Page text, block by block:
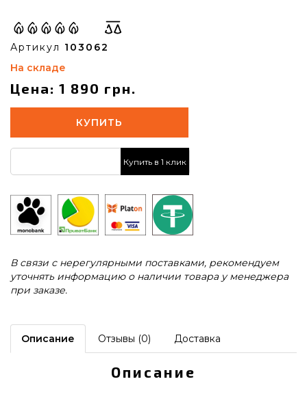
Артикул 103062
На складе
Цена: 1 890 грн.
КУПИТЬ
Купить в 1 клик
В связи с нерегулярными поставками, рекомендуем
уточнять информацию о наличии товара у менеджера
при заказе.
Описание Отзывы (0) Доставка
Описание